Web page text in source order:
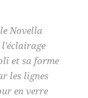
Novella
et sa forme
les lignes
en verre